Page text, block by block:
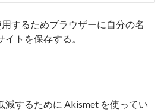
するためブラウザーに自分の名
トを保存する。
減するために Akismet を使ってい